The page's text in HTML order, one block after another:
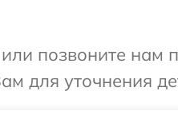
позвоните нам
для уточнения